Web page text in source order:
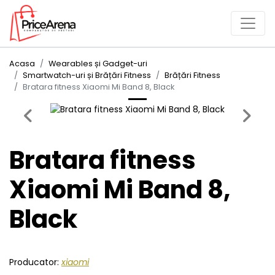
Acasa
Wearables și Gadget-uri
Smartwatch-uri și Brățări Fitness
Brățări Fitness
Bratara fitness Xiaomi Mi Band 8, Black
Previous Next
Bratara fitness
Xiaomi Mi Band 8,
Black
Producator:xiaomi